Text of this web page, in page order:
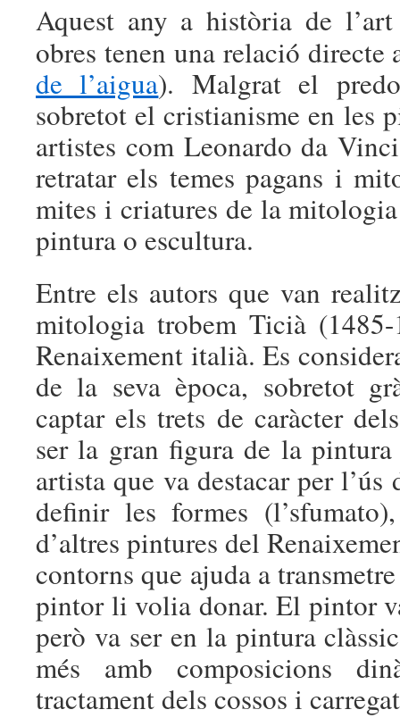
Aquest any a història de
obres tenen una relació
de l’aigua). Malgrat el
sobretot el cristianisme en les
artistes com Leonardo daVinci
retratar els temes pagans i
mites i criatures de la
pintura o escultura.
Entre els autors que van
mitologia trobem Ticià
Renaixement italià. Es
de la seva època, sobretot
captar els trets de caràcter
ser la gran figura de la
artista que va destacar per
definir les formes
d’altres pintures del
contorns que ajuda a
pintor li volia donar. El pintor
però va ser en la pintura
més amb composicions
tractament dels cossos i